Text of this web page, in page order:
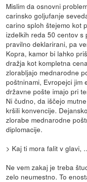
Mislim da osnovni
carinsko goljufanje
carino sploh štejemo kot
izdelkih reda 50 centov s
pravilno deklarirani, pa
Kopra, kamor bi lahko
dražja kot kompletna
zlorabljajo mednarodne
poštninami, Evropejci jim
državne pošte imajo pri
Ni čudno, da iščejo
kršili konvencije.
zlorabe mednarodne
diplomacije.
> Kaj ti mora falit v glavi,
Ne vem zakaj je treba
zelo neumestno. To